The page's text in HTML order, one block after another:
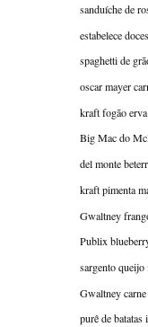
sanduíche de
estabelece
spaghetti de
oscar mayer
kraft fogão
Big Mac do
del monte
kraft pimenta
Gwaltney
Publix
sargento queijo
Gwaltney
purê de batatas